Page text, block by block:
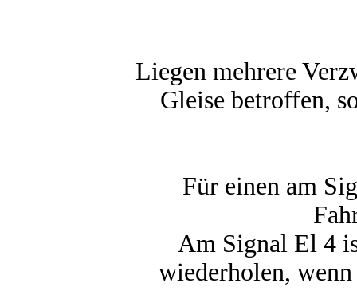
Liegen mehrere
Gleise betroffen,
Für einen am
Am Signal El 4
wiederholen,